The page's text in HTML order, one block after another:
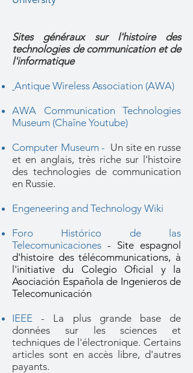
Sites généraux sur l'histoire des
technologies de communication et de
l'informatique
Antique Wireless Association (AWA)
AWA Communication Technologies
Museum (Chaîne Youtube)
Computer Museum - Un site en russe
et en anglais, très riche sur l'histoire
des technologies de communication
en Russie.
Engeneering and Technology Wiki
Foro Histórico de las
Telecomunicaciones - Site espagnol
d'histoire des télécommunications, à
l'initiative du Colegio Oficial y la
Asociación Española de Ingenieros de
Telecomunicación
IEEE - La plus grande base de
données sur les sciences et
techniques de l'électronique. Certains
articles sont en accès libre, d'autres
payants.